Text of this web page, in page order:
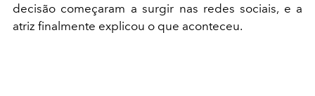
decisão começaram a surgir nas redes sociais, e a
atriz finalmente explicou o que aconteceu.